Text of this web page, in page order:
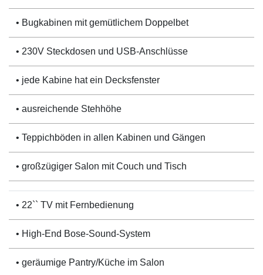
• Bugkabinen mit gemütlichem Doppelbet
• 230V Steckdosen und USB-Anschlüsse
• jede Kabine hat ein Decksfenster
• ausreichende Stehhöhe
• Teppichböden in allen Kabinen und Gängen
• großzügiger Salon mit Couch und Tisch
• 22`` TV mit Fernbedienung
• High-End Bose-Sound-System
• geräumige Pantry/Küche im Salon